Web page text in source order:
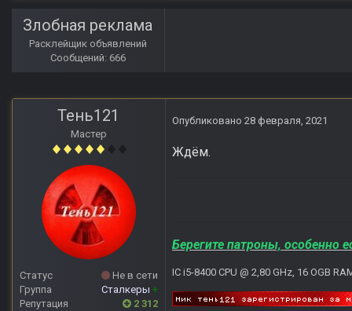
Злобная реклама
Расклейщик объявлений
Сообщений: 666
Тень121
Мастер
Статус
Не в сети
Группа
Сталкеры +
Репутация
2 312
Опубликовано 28 февраля, 2021
Ждём.
Берегите патроны, особенно
IC i5-8400 CPU @ 2,80 GHz, 16 OGB